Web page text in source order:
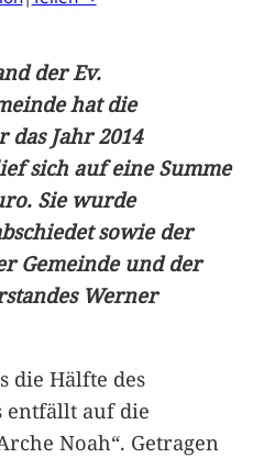
der Ev.
hat die
Jahr 2014
sich auf eine Summe
Sie wurde
sowie der
Gemeinde und der
Werner
die Hälfte des
entfällt auf die
Noah“. Getragen